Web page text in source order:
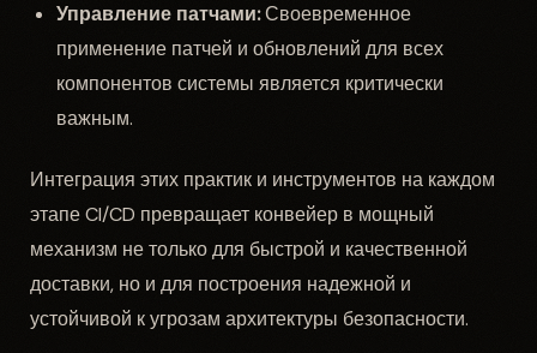
Управление патчами:Своевременное
применение патчей и обновлений для всех
компонентов системы является критически
важным.
Интеграция этих практик и инструментов на каждом
этапе CI/CD превращает конвейер в мощный
механизм не только для быстрой и качественной
доставки, но и для построения надежной и
устойчивой к угрозам архитектуры безопасности.